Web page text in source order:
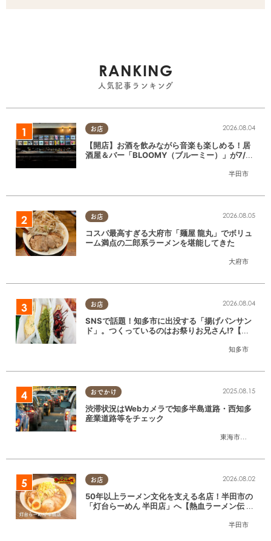
RANKING
人気記事ランキング
お店
半田市
2026.08.04
【開店】お酒を飲みながら音楽も楽しめる！居
酒屋＆バー「BLOOMY（ブルーミー）」が7/3
お店
大府市
2026.08.05
コスパ最高すぎる大府市「麺屋 龍丸」でボリュ
ーム満点の二郎系ラーメンを堪能してきた
お店
知多市
2026.08.04
SNSで話題！知多市に出没する「揚げパンサン
ド」。つくっているのはお祭りお兄さん!?【ち
おでかけ
東海市
,大府市
2025.08.15
渋滞状況はWebカメラで知多半島道路・西知多
産業道路等をチェック
お店
半田市
2026.08.02
50年以上ラーメン文化を支える名店！半田市の
「灯台らーめん 半田店」へ【熱血ラーメン伝 8